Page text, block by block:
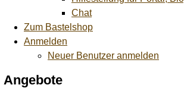
Chat
Zum Bastelshop
Anmelden
Neuer Benutzer anmelden
Angebote